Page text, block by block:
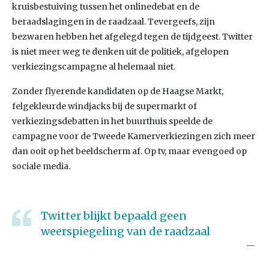
kruisbestuiving tussen het onlinedebat en de
beraadslagingen in de raadzaal. Tevergeefs, zijn
bezwaren hebben het afgelegd tegen de tijdgeest. Twitter
is niet meer weg te denken uit de politiek, afgelopen
verkiezingscampagne al helemaal niet.
Zonder flyerende kandidaten op de Haagse Markt,
felgekleurde windjacks bij de supermarkt of
verkiezingsdebatten in het buurthuis speelde de
campagne voor de Tweede Kamerverkiezingen zich meer
dan ooit op het beeldscherm af. Op tv, maar evengoed op
sociale media.
Twitter blijkt bepaald geen
weerspiegeling van de raadzaal